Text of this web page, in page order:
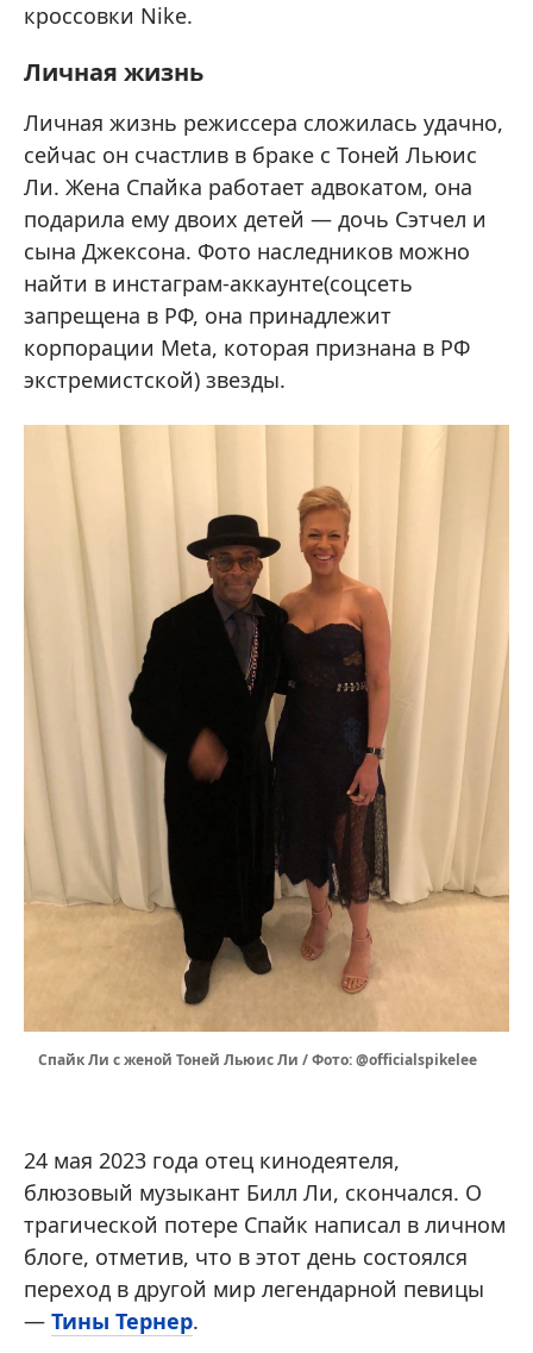
кроссовки Nike.
Личная жизнь
Личная жизнь режиссера сложилась удачно,
сейчас он счастлив в браке с Тоней Льюис
Ли. Жена Спайка работает адвокатом, она
подарила ему двоих детей — дочь Сэтчел и
сына Джексона. Фото наследников можно
найти в инстаграм-аккаунте(соцсеть
запрещена в РФ, она принадлежит
корпорации Meta, которая признана в РФ
экстремистской) звезды.
Спайк Ли с женой Тоней Льюис Ли / Фото: @officialspikelee
24 мая 2023 года отец кинодеятеля,
блюзовый музыкант Билл Ли, скончался. О
трагической потере Спайк написал в личном
блоге, отметив, что в этот день состоялся
переход в другой мир легендарной певицы
— Тины Тернер.